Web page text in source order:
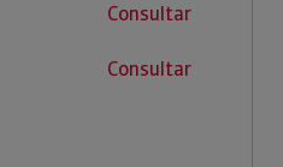
Consultar
Consultar